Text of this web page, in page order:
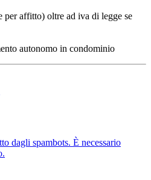
per affitto) oltre ad iva di legge se
autonomo in condominio
dagli spambots. È necessario